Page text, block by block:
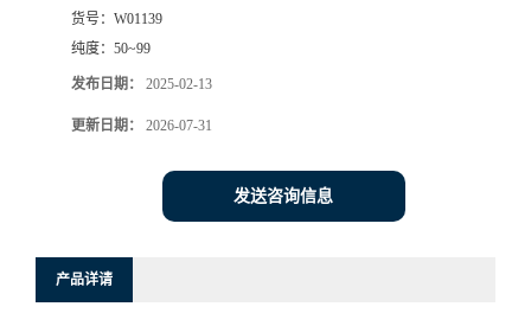
货号： W01139
纯度： 50~99
发布日期： 2025-02-13
更新日期： 2026-07-31
发送咨询信息
产品详请